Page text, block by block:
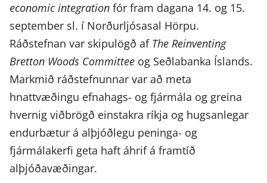
economic integration fór fram dagana 14. og 15.
september sl. í Norðurljósasal Hörpu.
Ráðstefnan var skipulögð af The Reinventing
Bretton Woods Committee og Seðlabanka Íslands.
Markmið ráðstefnunnar var að meta
hnattvæðingu efnahags- og fjármála og greina
hvernig viðbrögð einstakra ríkja og hugsanlegar
endurbætur á alþjóðlegu peninga- og
fjármálakerfi geta haft áhrif á framtíð
alþjóðavæðingar.